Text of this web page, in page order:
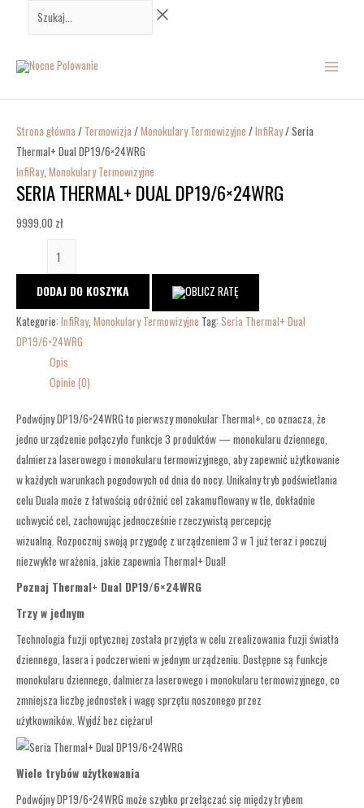
Szukaj...
Strona główna/ Termowizja/Monokulary Termowizyjne /InfiRay/ Seria
Thermal+ Dual DP19/6×24WRG
InfiRay, Monokulary Termowizyjne
SERIA THERMAL+ DUAL DP19/6×24WRG
9999,00 zł
Dual
DODAJ DO KOSZYKA
Kategorie: InfiRay, Monokulary Termowizyjne Tag: Seria Thermal+ Dual
DP19/6×24WRG
Opis
Opinie (0)
Podwójny DP19/6×24WRG to pierwszy monokular Thermal+, co oznacza, że ​​
jedno urządzenie połączyło funkcje 3 produktów — monokularu dziennego,
dalmierza laserowego i monokularu termowizyjnego, aby zapewnić użytkowanie
w każdych warunkach pogodowych od dnia do nocy. Unikalny tryb podświetlania
celu Duala może z łatwością odróżnić cel zakamuflowany w tle, dokładnie
uchwycić cel, zachowując jednocześnie rzeczywistą percepcję
wizualną. Rozpocznij swoją przygodę z urządzeniem 3 w 1 już teraz i poczuj
niezwykłe wrażenia, jakie zapewnia Thermal+ Dual!
Poznaj Thermal+ Dual DP19/6×24WRG
Trzy w jednym
Technologia fuzji optycznej została przyjęta w celu zrealizowania fuzji światła
dziennego, lasera i podczerwieni w jednym urządzeniu. Dostępne są funkcje
monokularu dziennego, dalmierza laserowego i monokularu termowizyjnego, co
zmniejsza liczbę jednostek i wagę sprzętu noszonego przez
użytkowników. Wyjdź bez ciężaru!
Wiele trybów użytkowania
Podwójny DP19/6×24WRG może szybko przełączać się między trybem